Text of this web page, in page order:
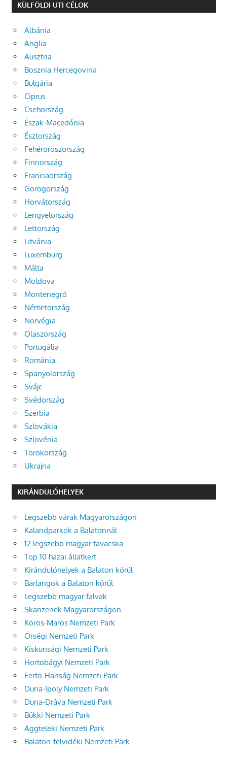
KÜLFÖLDI UTI CÉLOK
Albánia
Anglia
Ausztria
Bosznia Hercegovina
Bulgária
Ciprus
Csehország
Észak-Macedónia
Észtország
Fehéroroszország
Finnország
Franciaország
Görögország
Horvátország
Lengyelország
Lettország
Litvánia
Luxemburg
Málta
Moldova
Montenegró
Németország
Norvégia
Olaszország
Portugália
Románia
Spanyolország
Svájc
Svédország
Szerbia
Szlovákia
Szlovénia
Törökország
Ukrajna
KIRÁNDULÓHELYEK
Legszebb várak Magyarországon
Kalandparkok a Balatonnál
12 legszebb magyar tavacska
Top 10 hazai állatkert
Kirándulóhelyek a Balaton körül
Barlangok a Balaton körül
Legszebb magyar falvak
Skanzenek Magyarországon
Körös-Maros Nemzeti Park
Őrségi Nemzeti Park
Kiskunsági Nemzeti Park
Hortobágyi Nemzeti Park
Fertő-Hanság Nemzeti Park
Duna-Ipoly Nemzeti Park
Duna-Dráva Nemzeti Park
Bükki Nemzeti Park
Aggteleki Nemzeti Park
Balaton-felvidéki Nemzeti Park